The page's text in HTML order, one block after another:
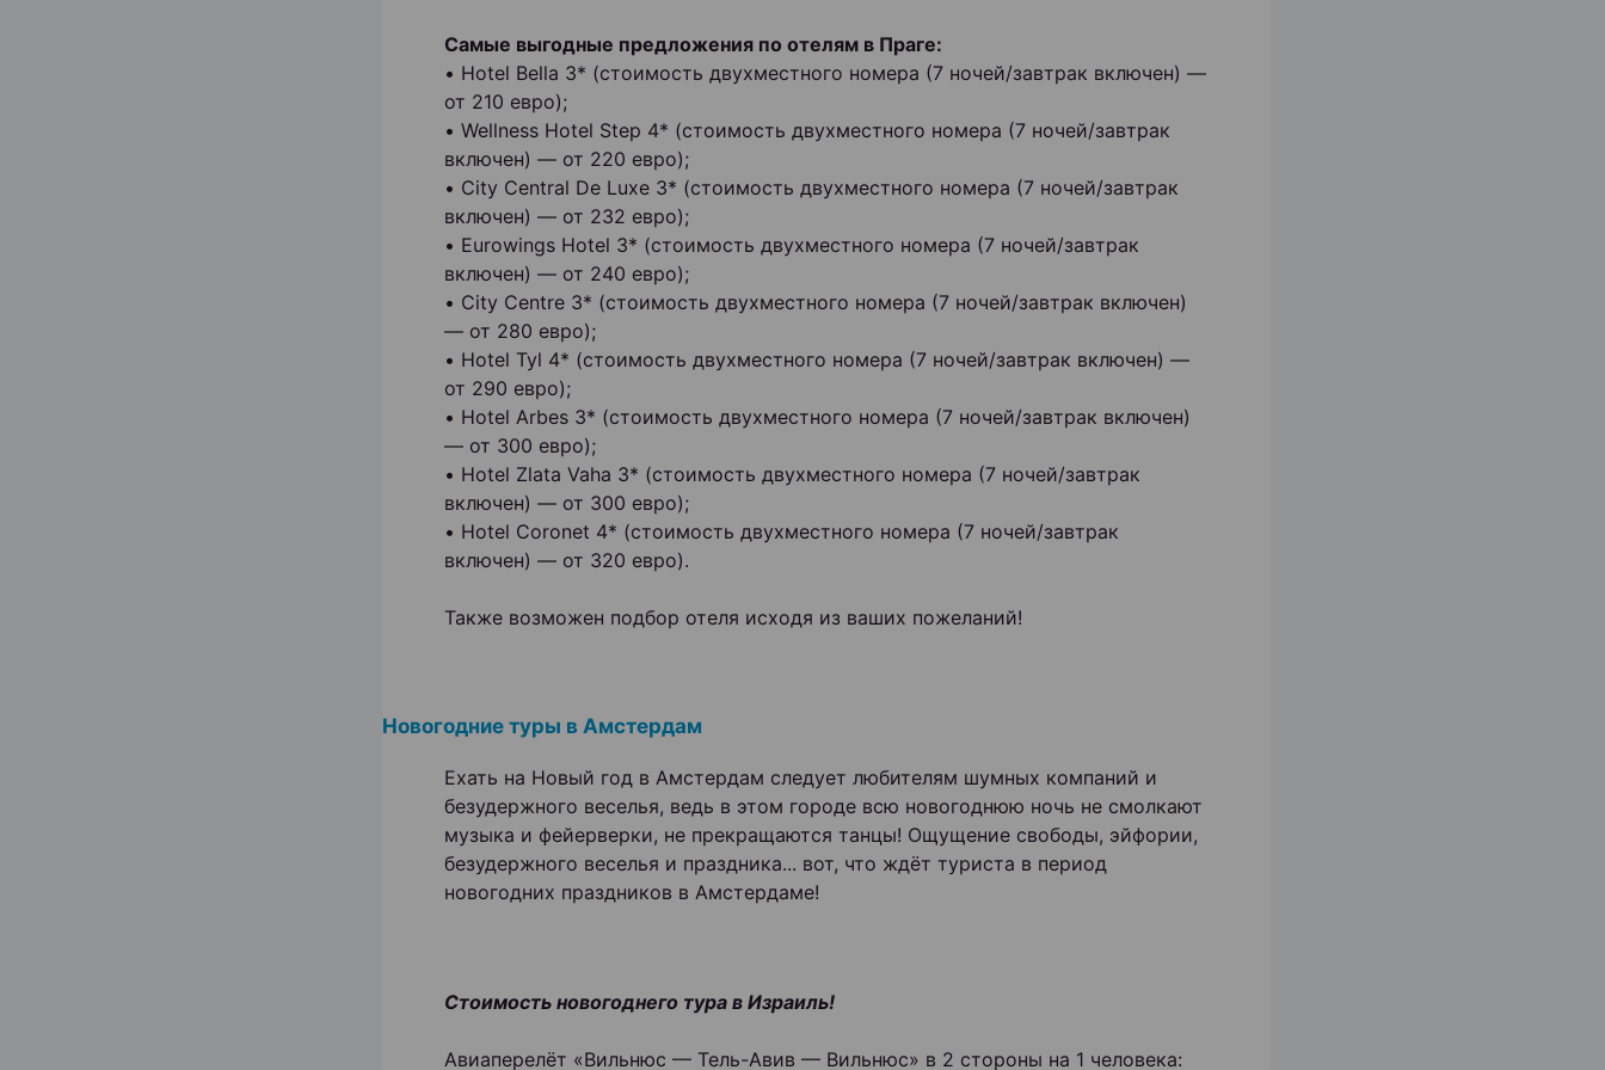
Самые выгодные предложения по отелям в Праге:
• Hotel Bella 3* (стоимость двухместного номера (7 ночей/завтрак включен) —
от 210 евро);
• Wellness Hotel Step 4* (стоимость двухместного номера (7 ночей/завтрак
включен) — от 220 евро);
• City Central De Luxe 3* (стоимость двухместного номера (7 ночей/завтрак
включен) — от 232 евро);
• Eurowings Hotel 3* (стоимость двухместного номера (7 ночей/завтрак
включен) — от 240 евро);
• City Centre 3* (стоимость двухместного номера (7 ночей/завтрак включен)
— от 280 евро);
• Hotel Tyl 4* (стоимость двухместного номера (7 ночей/завтрак включен) —
от 290 евро);
• Hotel Arbes 3* (стоимость двухместного номера (7 ночей/завтрак включен)
— от 300 евро);
• Hotel Zlata Vaha 3* (стоимость двухместного номера (7 ночей/завтрак
включен) — от 300 евро);
• Hotel Coronet 4* (стоимость двухместного номера (7 ночей/завтрак
включен) — от 320 евро).
Также возможен подбор отеля исходя из ваших пожеланий!
Новогодние туры в Амстердам
Ехать на Новый год в Амстердам следует любителям шумных компаний и
безудержного веселья, ведь в этом городе всю новогоднюю ночь не смолкают
музыка и фейерверки, не прекращаются танцы! Ощущение свободы, эйфории,
безудержного веселья и праздника... вот, что ждёт туриста в период
новогодних праздников в Амстердаме!
Стоимость новогоднего тура в Израиль!
Авиаперелёт «Вильнюс — Тель-Авив — Вильнюс» в 2 стороны на 1 человека: